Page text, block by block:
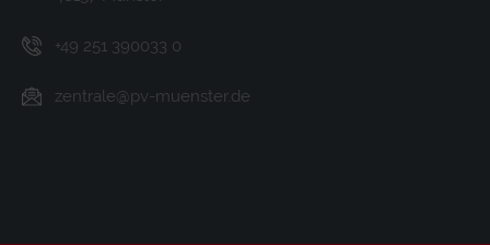
+49 251 390033 0
zentrale@pv-muenster.de